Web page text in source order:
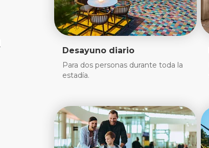
Desayuno diario
Para dos personas durante toda la
estadía.